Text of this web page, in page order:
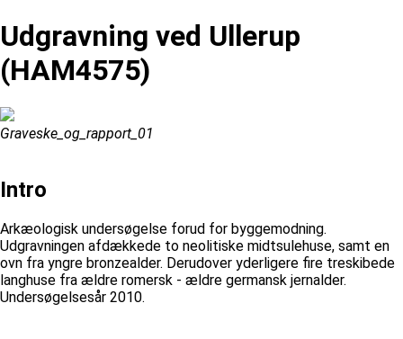
Udgravning ved Ullerup
(HAM4575)
Graveske_og_rapport_01
Intro
Arkæologisk undersøgelse forud for byggemodning.
Udgravningen afdækkede to neolitiske midtsulehuse, samt en
ovn fra yngre bronzealder. Derudover yderligere fire treskibede
langhuse fra ældre romersk - ældre germansk jernalder.
Undersøgelsesår 2010.